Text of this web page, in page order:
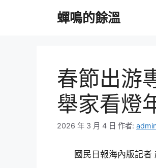
蟬鳴的餘溫
春節出游
舉家看燈
2026 年 3 月 4 日 作者:
國民日報海內版記者